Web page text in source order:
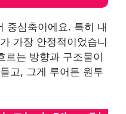
중심축이에요. 특히 내
가장 안정적이었습니
르는 방향과 구조물이
고, 그게 루어든 원투